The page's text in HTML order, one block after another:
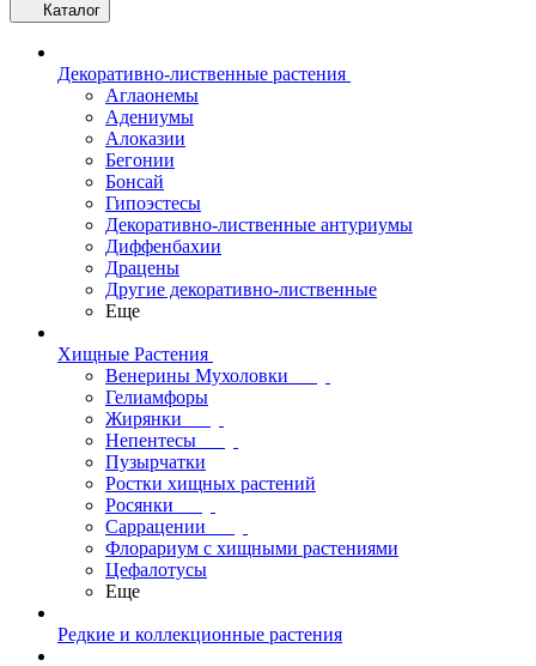
Каталог
Декоративно-лиственные растения
Аглаонемы
Адениумы
Алоказии
Бегонии
Бонсай
Гипоэстесы
Декоративно-лиственные антуриумы
Диффенбахии
Драцены
Другие декоративно-лиственные
Еще
Хищные Растения
Венерины Мухоловки
Гелиамфоры
Жирянки
Непентесы
Пузырчатки
Ростки хищных растений
Росянки
Саррацении
Флорариум с хищными растениями
Цефалотусы
Еще
Редкие и коллекционные растения